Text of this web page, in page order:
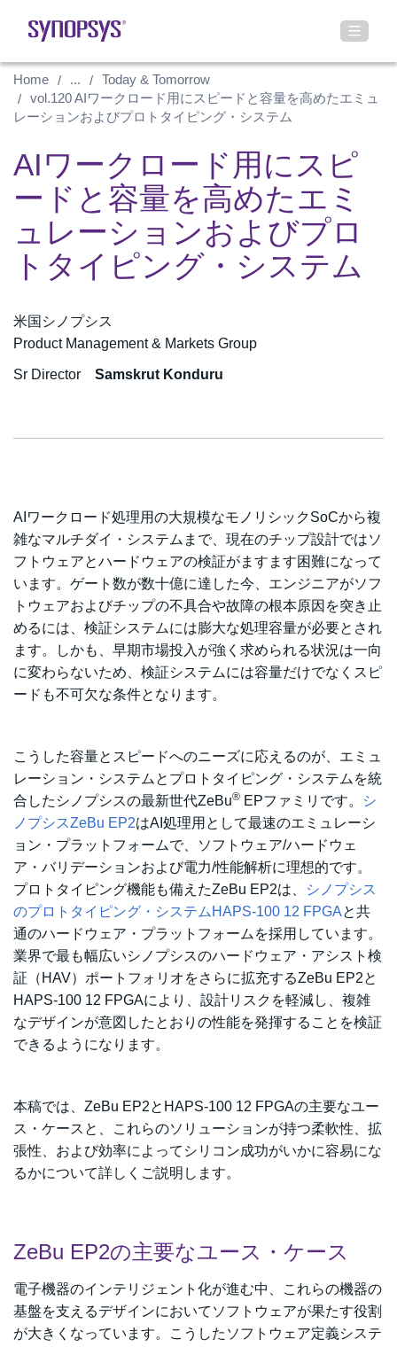
Home ...
Today & Tomorrow
vol.120 AIワークロード用にスピードと容量を高めたエミュ
レーションおよびプロトタイピング・システム
AIワークロード用にスピ
ードと容量を高めたエミ
ュレーションおよびプロ
トタイピング・システム
米国シノプシス
Product Management & Markets Group
Sr Director Samskrut Konduru
AIワークロード処理用の大規模なモノリシックSoCから複
雑なマルチダイ・システムまで、現在のチップ設計ではソ
フトウェアとハードウェアの検証がますます困難になって
います。ゲート数が数十億に達した今、エンジニアがソフ
トウェアおよびチップの不具合や故障の根本原因を突き止
めるには、検証システムには膨大な処理容量が必要とされ
ます。しかも、早期市場投入が強く求められる状況は一向
に変わらないため、検証システムには容量だけでなくスピ
ードも不可欠な条件となります。
こうした容量とスピードへのニーズに応えるのが、エミュ
レーション・システムとプロトタイピング・システムを統
合したシノプシスの最新世代ZeBu® EPファミリです。
シ
ノプシスZeBu EP2はAI処理用として最速のエミュレーシ
ョン・プラットフォームで、ソフトウェア/ハードウェ
ア・バリデーションおよび電力/性能解析に理想的です。
プロトタイピング機能も備えたZeBu EP2は、
シノプシス
のプロトタイピング・システムHAPS-100 12 FPGAと共
通のハードウェア・プラットフォームを採用しています。
業界で最も幅広いシノプシスのハードウェア・アシスト検
証（HAV）ポートフォリオをさらに拡充するZeBu EP2と
HAPS-100 12 FPGAにより、設計リスクを軽減し、複雑
なデザインが意図したとおりの性能を発揮することを検証
できるようになります。
本稿では、ZeBu EP2とHAPS-100 12 FPGAの主要なユー
ス・ケースと、これらのソリューションが持つ柔軟性、拡
張性、および効率によってシリコン成功がいかに容易にな
るかについて詳しくご説明します。
ZeBu EP2の主要なユース・ケース
電子機器のインテリジェント化が進む中、これらの機器の
基盤を支えるデザインにおいてソフトウェアが果たす役割
が大きくなっています。こうしたソフトウェア定義システ